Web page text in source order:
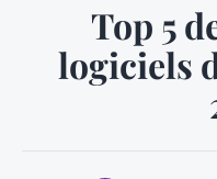
Top 5
logiciels